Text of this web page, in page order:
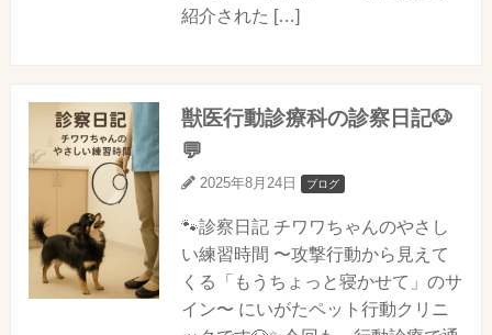
紹介された […]
獣医行動診療科の診察日記🐶
💬
2025年8月24日 ブログ
🐾診察日記 チワワちゃんのやさし
い練習時間 〜攻撃行動から見えて
くる「もうちょっと寝かせて」のサ
イン〜 にいがたペット行動クリニ